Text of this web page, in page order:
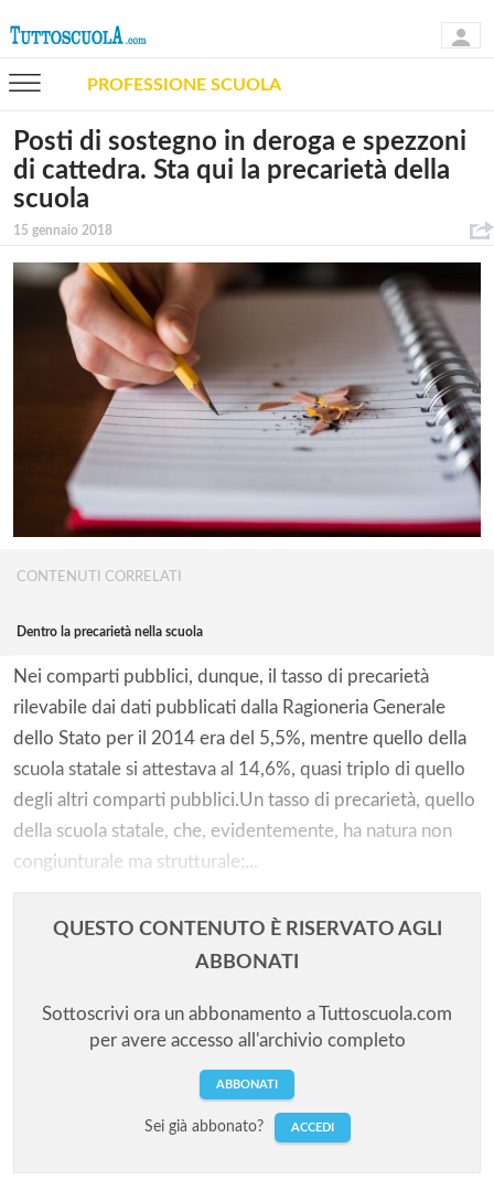
PROFESSIONE SCUOLA
Posti di sostegno in deroga e spezzoni
di cattedra. Sta qui la precarietà della
scuola
15 gennaio 2018
CONTENUTI CORRELATI
Dentro la precarietà nella scuola
Nei comparti pubblici, dunque, il tasso di precarietà
rilevabile dai dati pubblicati dalla Ragioneria Generale
dello Stato per il 2014 era del 5,5%, mentre quello della
scuola statale si attestava al 14,6%, quasi triplo di quello
degli altri comparti pubblici.Un tasso di precarietà, quello
della scuola statale, che, evidentemente, ha natura non
congiunturale ma strutturale;...
QUESTO CONTENUTO È RISERVATO AGLI
ABBONATI
Sottoscrivi ora un abbonamento a Tuttoscuola.com
per avere accesso all'archivio completo
ABBONATI
Sei già abbonato? ACCEDI